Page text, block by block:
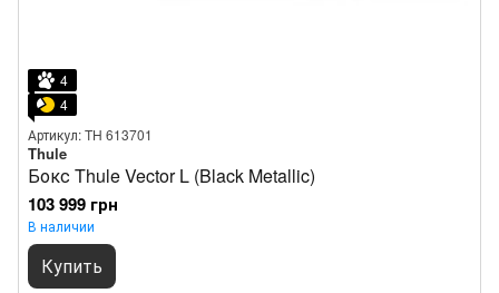
4
4
Артикул: TH 613701
Thule
Бокс Thule Vector L (Black Metallic)
103 999 грн
В наличии
Купить